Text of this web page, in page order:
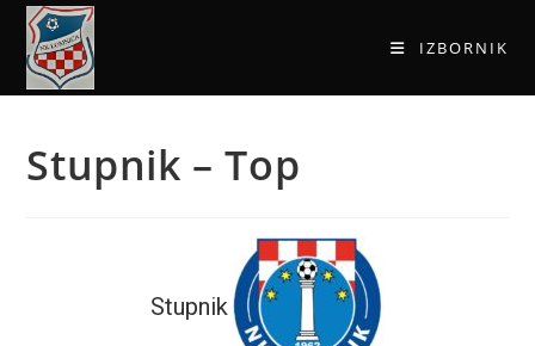
IZBORNIK
Stupnik – Top
Stupnik